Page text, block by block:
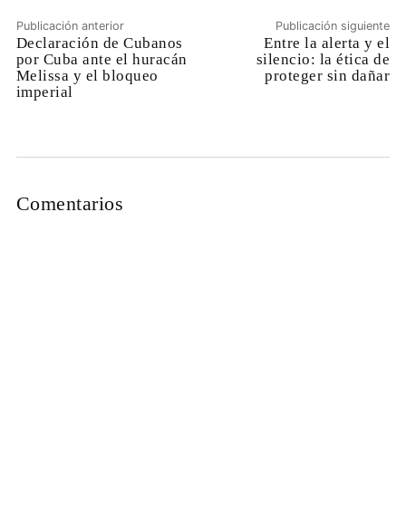
Publicación anterior
Declaración de Cubanos
por Cuba ante el huracán
Melissa y el bloqueo
imperial
Publicación siguiente
Entre la alerta y el
silencio: la ética de
proteger sin dañar
Comentarios